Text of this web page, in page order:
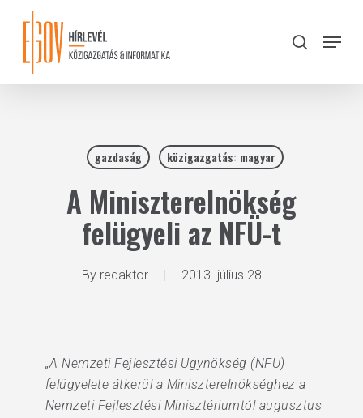
content
search
Menu
gazdaság közigazgatás: magyar
A Miniszterelnökség
felügyeli az NFÜ-t
By redaktor 2013. július 28.
„A Nemzeti Fejlesztési Ügynökség (NFÜ)
felügyelete átkerül a Miniszterelnökséghez a
Nemzeti Fejlesztési Minisztériumtól augusztus
Close